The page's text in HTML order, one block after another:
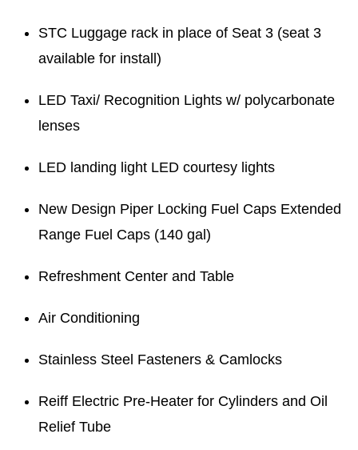
STC Luggage rack in place of Seat 3 (seat 3
available for install)
LED Taxi/ Recognition Lights w/ polycarbonate
lenses
LED landing light LED courtesy lights
New Design Piper Locking Fuel Caps Extended
Range Fuel Caps (140 gal)
Refreshment Center and Table
Air Conditioning
Stainless Steel Fasteners & Camlocks
Reiff Electric Pre-Heater for Cylinders and Oil
Relief Tube